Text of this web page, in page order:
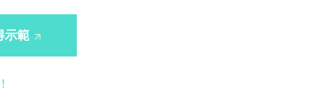
示範